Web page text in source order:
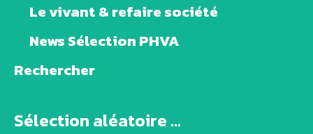
Le vivant & refaire société
News Sélection PHVA
Rechercher
Sélection aléatoire ...